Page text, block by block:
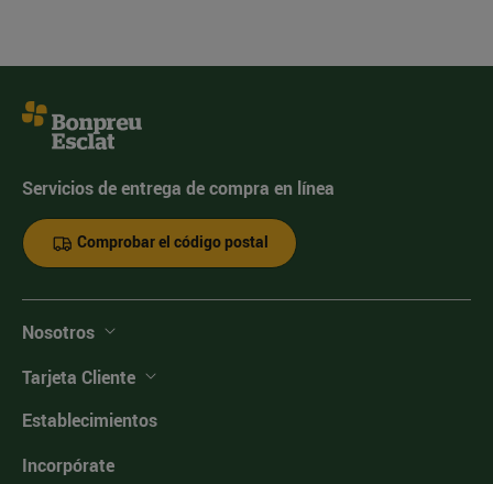
Servicios de entrega de compra en línea
Comprobar el código postal
Nosotros
Tarjeta Cliente
Establecimientos
Incorpórate